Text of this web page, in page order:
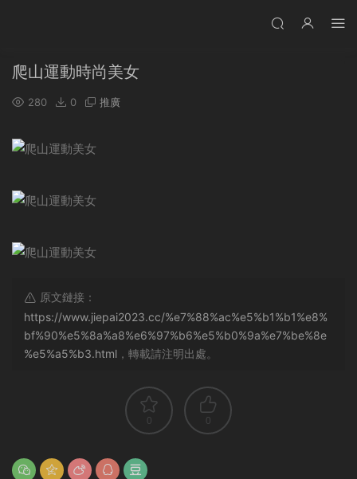
爬山運動時尚美女
280 0 推廣
原文鏈接：
https://www.jiepai2023.cc/%e7%88%ac%e5%b1%b1%e8%
bf%90%e5%8a%a8%e6%97%b6%e5%b0%9a%e7%be%8e
%e5%a5%b3.html ，轉載請注明出處。
0 0